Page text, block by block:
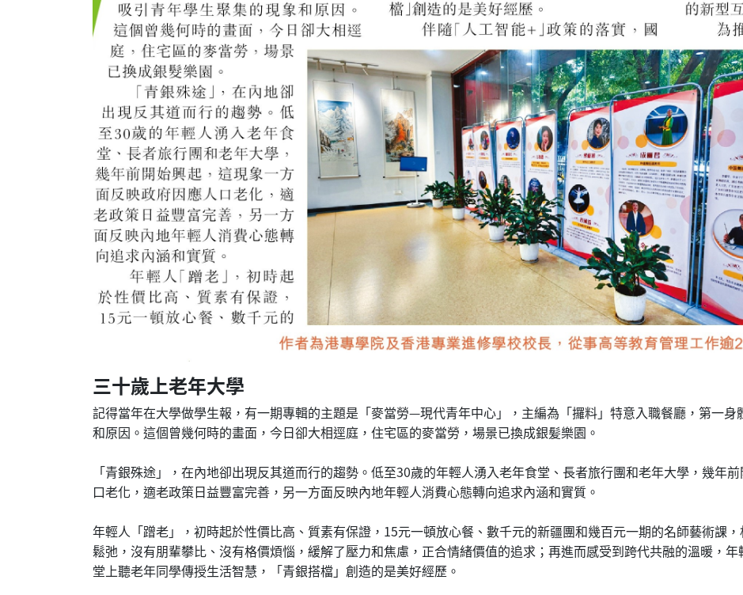
三十歲上老年大學
記得當年在大學做學生報，有一期專輯的主題是「麥當勞—現代青年中心」，主編為「攞料」特意入職餐廳，第一
和原因。這個曾幾何時的畫面，今日卻大相逕庭，住宅區的麥當勞，場景已換成銀髪樂園。
「青銀殊途」，在內地卻出現反其道而行的趨勢。低至30歲的年輕人湧入老年食堂、長者旅行團和老年大學，幾年
口老化，適老政策日益豐富完善，另一方面反映內地年輕人消費心態轉向追求內涵和實質。
年輕人「蹭老」，初時起於性價比高、質素有保證，15元一頓放心餐、數千元的新疆團和幾百元一期的名師藝術課
鬆弛，沒有朋輩攀比、沒有格價煩惱，緩解了壓力和焦慮，正合情緒價值的追求；再進而感受到跨代共融的溫暖，
堂上聽老年同學傳授生活智慧，「青銀搭檔」創造的是美好經歷。